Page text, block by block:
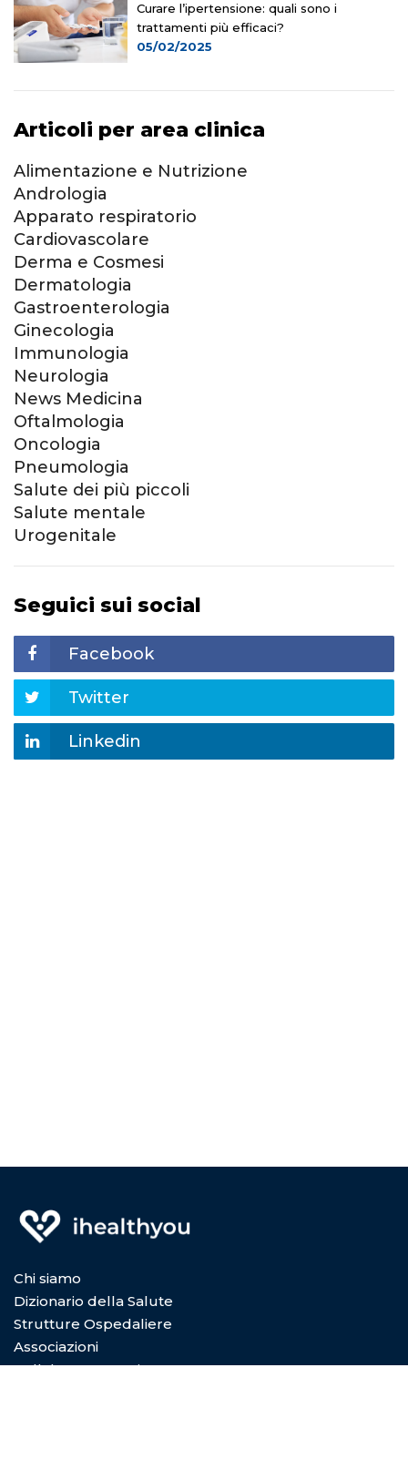
Curare l’ipertensione: quali sono i
trattamenti più efficaci?
05/02/2025
Articoli per area clinica
Alimentazione e Nutrizione
Andrologia
Apparato respiratorio
Cardiovascolare
Derma e Cosmesi
Dermatologia
Gastroenterologia
Ginecologia
Immunologia
Neurologia
News Medicina
Oftalmologia
Oncologia
Pneumologia
Salute dei più piccoli
Salute mentale
Urogenitale
Seguici sui social
Facebook
Twitter
Linkedin
Chi siamo
Dizionario della Salute
Strutture Ospedaliere
Associazioni
Collabora con Noi